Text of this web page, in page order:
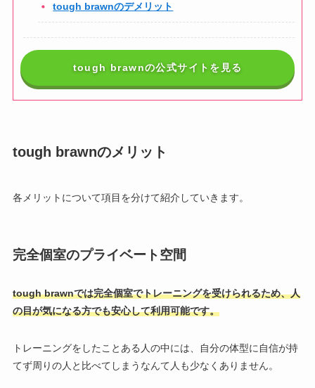
tough brawnのデメリット
tough brawnの公式サイトを見る
tough brawnのメリット
各メリットについて項目を分けて紹介していきます。
完全個室のプライベート空間
tough brawnでは完全個室でトレーニングを受けられるため、人
の目が気になる方でも安心して利用可能です。
トレーニングをしたことある人の中には、自分の体型に自信が持
てず周りの人と比べてしまうなんて人も少なくありません。